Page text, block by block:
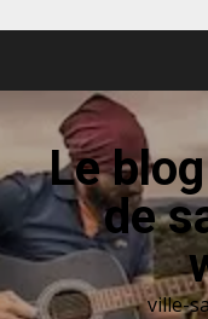
Le
de
ville-